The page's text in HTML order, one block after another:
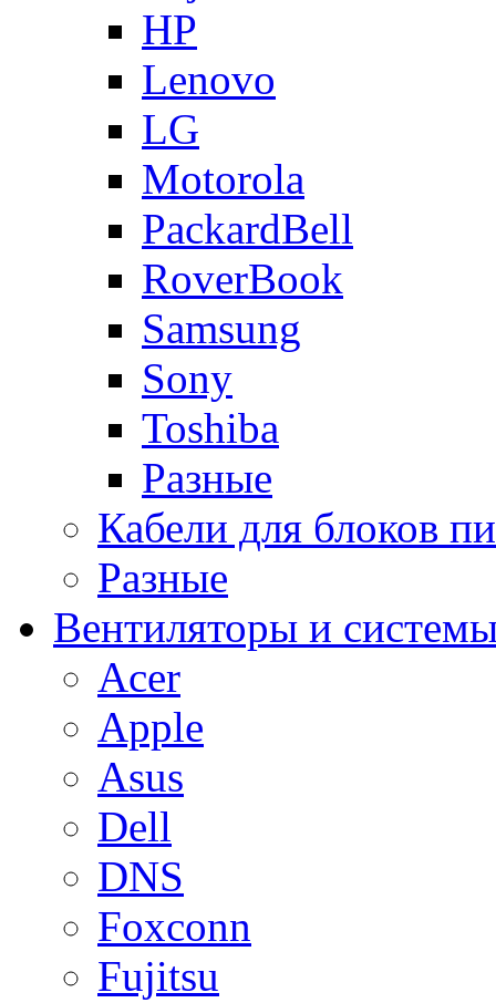
HP
Lenovo
LG
Motorola
PackardBell
RoverBook
Samsung
Sony
Toshiba
Разные
Кабели для блоков
Разные
Вентиляторы и
Acer
Apple
Asus
Dell
DNS
Foxconn
Fujitsu